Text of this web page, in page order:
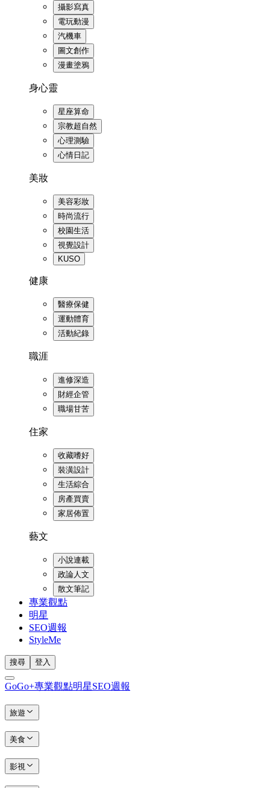
攝影寫真
電玩動漫
汽機車
圖文創作
漫畫塗鴉
身心靈
星座算命
宗教超自然
心理測驗
心情日記
美妝
美容彩妝
時尚流行
校園生活
視覺設計
KUSO
健康
醫療保健
運動體育
活動紀錄
職涯
進修深造
財經企管
職場甘苦
住家
收藏嗜好
裝潢設計
生活綜合
房產買賣
家居佈置
藝文
小說連載
政論人文
散文筆記
專業觀點
明星
SEO週報
StyleMe
搜尋 登入
GoGo+專業觀點明星SEO週報
旅遊
美食
影視